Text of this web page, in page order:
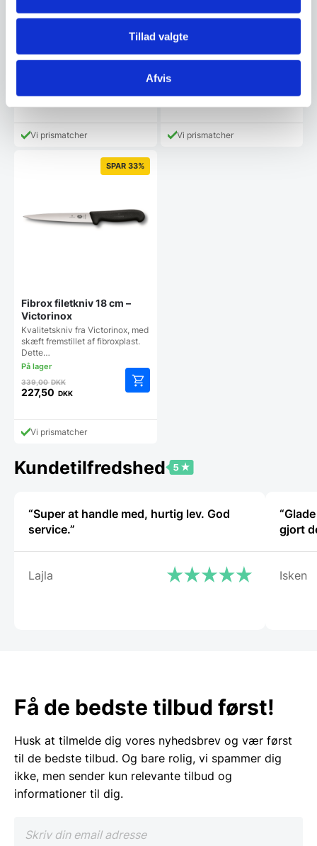
Tillad valgte
Afvis
Filet kniv 22 cm – Yaxell
ZEN Serien: ZEN er en topklasse
1.349,00DKK
Vi prismatcher
Filetkniv
Stil: Flexible filteringskniv Stål-
Vi prismatcher
SPAR 33%
Fibrox filetkniv 18 cm –
Victorinox
Kvalitetskniv fra Victorinox, med
skæft fremstillet af fibroxplast.
Dette…
339,00DKKDen
oprindelige
var:
339,00 DKK.
227,50 DKK
aktuelle
prisVi prismatcher
Kundetilfredshed
“Super at handle med, hurtig lev. God
service.”
Lajla
gjort
Isken
Få de bedste tilbud først!
Husk at tilmelde dig vores nyhedsbrev og vær først
til de bedste tilbud. Og bare rolig, vi spammer dig
ikke, men sender kun relevante tilbud og
informationer til dig.